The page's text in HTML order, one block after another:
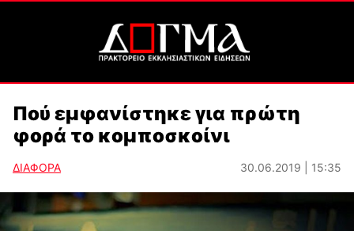
Πού εμφανίστηκε για πρώτη
φορά το κομποσκοίνι
ΔΙΑΦΟΡΑ 30.06.2019 | 15:35